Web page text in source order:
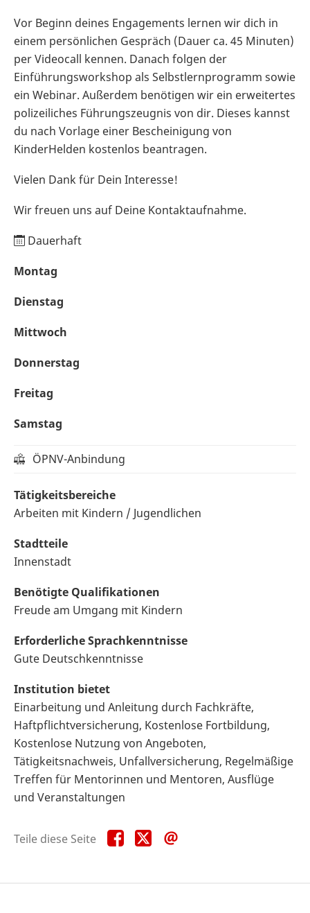
Vor Beginn deines Engagements lernen wir dich in
einem persönlichen Gespräch (Dauer ca. 45 Minuten)
per Videocall kennen. Danach folgen der
Einführungsworkshop als Selbstlernprogramm sowie
ein Webinar. Außerdem benötigen wir ein erweitertes
polizeiliches Führungszeugnis von dir. Dieses kannst
du nach Vorlage einer Bescheinigung von
KinderHelden kostenlos beantragen.
Vielen Dank für Dein Interesse!
Wir freuen uns auf Deine Kontaktaufnahme.
Dauerhaft
Montag
Dienstag
Mittwoch
Donnerstag
Freitag
Samstag
ÖPNV-Anbindung
Tätigkeitsbereiche
Arbeiten mit Kindern / Jugendlichen
Stadtteile
Innenstadt
Benötigte Qualifikationen
Freude am Umgang mit Kindern
Erforderliche Sprachkenntnisse
Gute Deutschkenntnisse
Institution bietet
Einarbeitung und Anleitung durch Fachkräfte,
Haftpflichtversicherung, Kostenlose Fortbildung,
Kostenlose Nutzung von Angeboten,
Tätigkeitsnachweis, Unfallversicherung, Regelmäßige
Treffen für Mentorinnen und Mentoren, Ausflüge
und Veranstaltungen
Teile diese Seite Teile
diese
Teile
diese